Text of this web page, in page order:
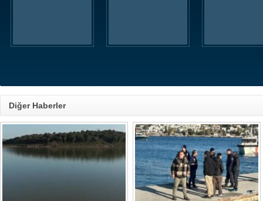
Diğer Haberler
Hastane'de operasyon:
Rüşvet'